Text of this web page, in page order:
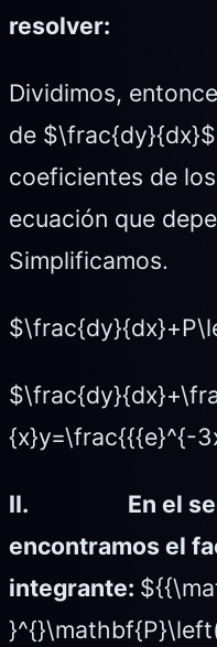
resolver:
Dividimos,
de
coeficientes de
ecuación que
Simplificamos.
{x}y=\frac{{{e}^{-
II. En el
encontramos el
integrante: